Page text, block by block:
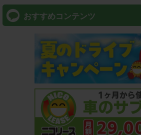
おすすめコンテンツ